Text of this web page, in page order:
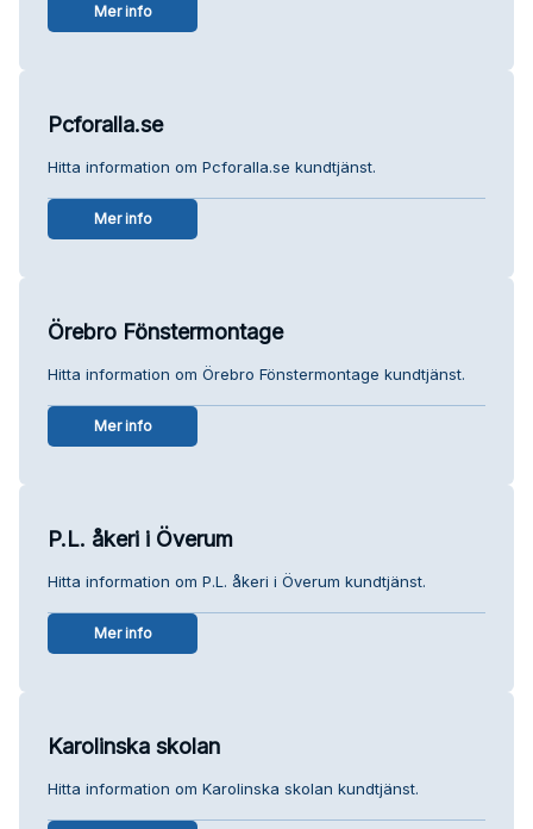
Mer info
Pcforalla.se
Hitta information om Pcforalla.se kundtjänst.
Mer info
Örebro Fönstermontage
Hitta information om Örebro Fönstermontage kundtjänst.
Mer info
P.L. åkeri i Överum
Hitta information om P.L. åkeri i Överum kundtjänst.
Mer info
Karolinska skolan
Hitta information om Karolinska skolan kundtjänst.